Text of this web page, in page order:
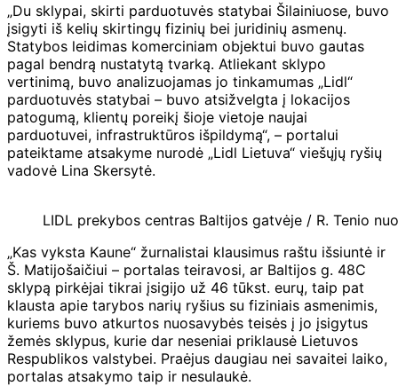
„Du sklypai, skirti parduotuvės statybai Šilainiuose, buvo
įsigyti iš kelių skirtingų fizinių bei juridinių asmenų.
Statybos leidimas komerciniam objektui buvo gautas
pagal bendrą nustatytą tvarką. Atliekant sklypo
vertinimą, buvo analizuojamas jo tinkamumas „Lidl“
parduotuvės statybai – buvo atsižvelgta į lokacijos
patogumą, klientų poreikį šioje vietoje naujai
parduotuvei, infrastruktūros išpildymą“, – portalui
pateiktame atsakyme nurodė „Lidl Lietuva“ viešųjų ryšių
vadovė Lina Skersytė.
LIDL prekybos centras Baltijos gatvėje / R. Tenio
„Kas vyksta Kaune“ žurnalistai klausimus raštu išsiuntė ir
Š. Matijošaičiui – portalas teiravosi, ar Baltijos g. 48C
sklypą pirkėjai tikrai įsigijo už 46 tūkst. eurų, taip pat
klausta apie tarybos narių ryšius su fiziniais asmenimis,
kuriems buvo atkurtos nuosavybės teisės į jo įsigytus
žemės sklypus, kurie dar neseniai priklausė Lietuvos
Respublikos valstybei. Praėjus daugiau nei savaitei laiko,
portalas atsakymo taip ir nesulaukė.